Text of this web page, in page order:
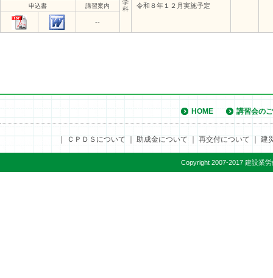
学
科
令和８年１２月実施予定
申込書 講習案内
--
HOME 講習会の
ＣＰＤＳについて 助成金について 再交付について 建
Copyright 2007-2017 建設業